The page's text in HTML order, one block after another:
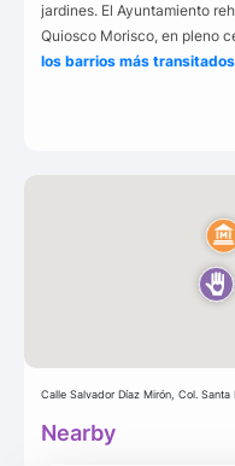
jardines. El Ayuntamiento
Quiosco Morisco, en pleno
los barrios más
Calle Salvador Díaz Mirón, Col.
Nearby